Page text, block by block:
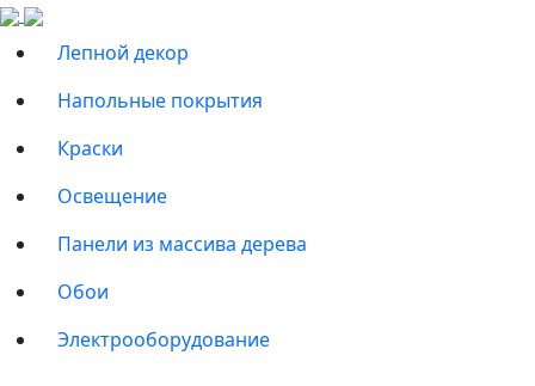
Лепной декор
Напольные покрытия
Краски
Освещение
Панели из массива дерева
Обои
Электрооборудование